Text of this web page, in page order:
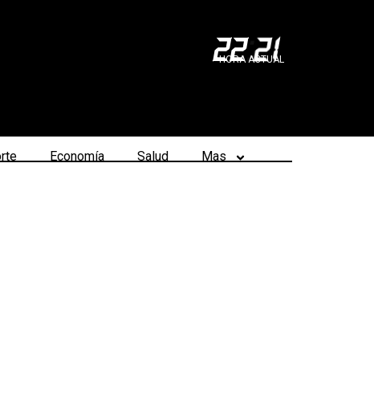
22:21
HORA ACTUAL
Economía Salud Mas